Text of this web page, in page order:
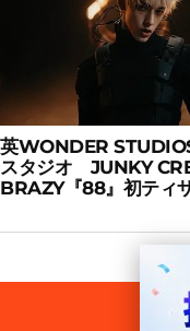
英WONDER
スタジオ JUNKY
BRAZY『88』初ティ